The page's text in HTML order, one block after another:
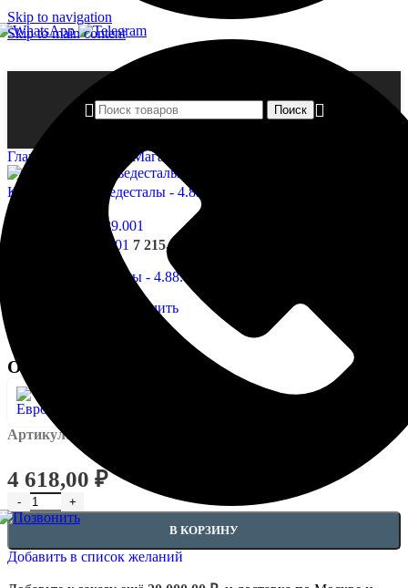
Skip to navigation
Skip to main content
Поиск
Главная страница Магазин
Кронштейны-пьедесталы - 4.83.302
Назад к товарам
Сандрики- 4.89.001 7 215,00
Нажмите, чтобы увеличить
Откосы — 4.88.001
Артикул:
4 618,00 ₽
Количество товара Откосы - 4.88.001
В КОРЗИНУ
Добавить в список желаний